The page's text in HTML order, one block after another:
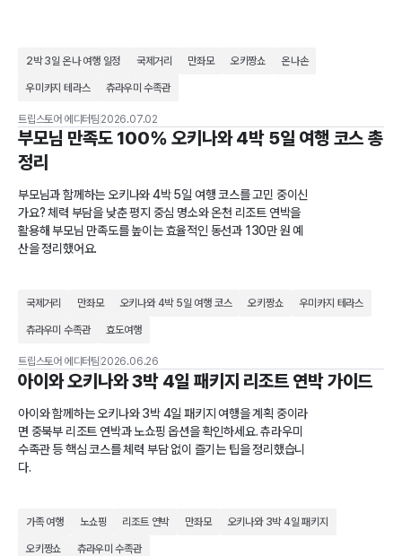
2박 3일 온나 여행 일정 국제거리 만좌모 오키짱쇼 온나손
우미카지 테라스 츄라우미 수족관
트립스토어 에디터팀 2026.07.02
부모님 만족도 100% 오키나와 4박 5일 여행 코스 총
정리
부모님과 함께하는 오키나와 4박 5일 여행 코스를 고민 중이신
가요? 체력 부담을 낮춘 평지 중심 명소와 온천 리조트 연박을
활용해 부모님 만족도를 높이는 효율적인 동선과 130만 원 예
산을 정리했어요.
국제거리 만좌모 오키나와 4박 5일 여행 코스 오키짱쇼 우미카지 테라스
츄라우미 수족관 효도여행
트립스토어 에디터팀 2026.06.26
아이와 오키나와 3박 4일 패키지 리조트 연박 가이드
아이와 함께하는 오키나와 3박 4일 패키지 여행을 계획 중이라
면 중북부 리조트 연박과 노쇼핑 옵션을 확인하세요. 츄라우미
수족관 등 핵심 코스를 체력 부담 없이 즐기는 팁을 정리했습니
다.
가족 여행 노쇼핑 리조트 연박 만좌모 오키나와 3박 4일 패키지
오키짱쇼 츄라우미 수족관